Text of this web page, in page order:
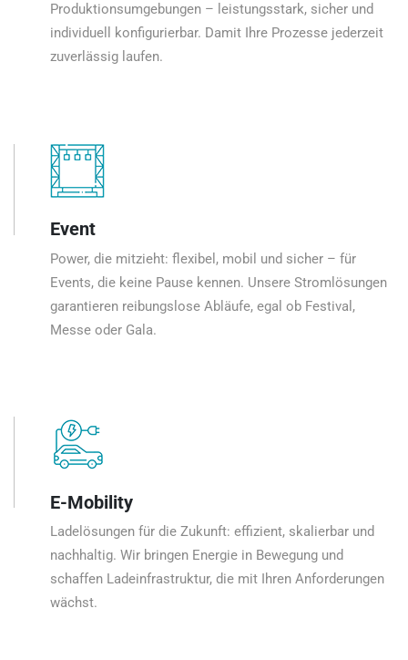
Produktionsumgebungen – leistungsstark, sicher und
individuell konfigurierbar. Damit Ihre Prozesse jederzeit
zuverlässig laufen.
Event
Power, die mitzieht: flexibel, mobil und sicher – für
Events, die keine Pause kennen. Unsere Stromlösungen
garantieren reibungslose Abläufe, egal ob Festival,
Messe oder Gala.
E-Mobility
Ladelösungen für die Zukunft: effizient, skalierbar und
nachhaltig. Wir bringen Energie in Bewegung und
schaffen Ladeinfrastruktur, die mit Ihren Anforderungen
wächst.